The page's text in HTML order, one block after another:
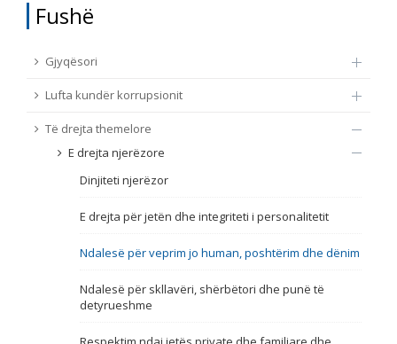
LUFTA KUNDËR KORRUPSIONIT
TË DREJTA THEMELORE
E DREJTA E QYTETARËVE TË BE-SË
Fushë / lëmi
Nën burim
Nga rrjeti 23
Fushë
Gjyqësori
Lufta kundër korrupsionit
Të drejta themelore
E drejta njerëzore
Dinjiteti njerëzor
E drejta për jetën dhe integriteti i personalitetit
Ndalesë për veprim jo human, poshtërim dhe dënim
Ndalesë për skllavëri, shërbëtori dhe punë të
detyrueshme